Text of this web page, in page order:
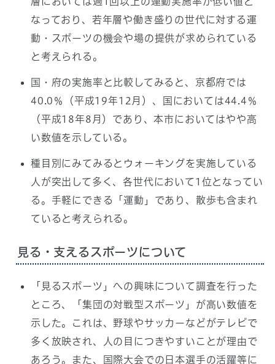
なっており、若年層や働き盛りの世代に対する運
動・スポーツの機会や場の提供が求められている
と考えられる。
国・府の実施率と比較してみると、京都府では
40.0％（平成19年12月）、国においては44.4％
（平成18年8月）であり、本市においてはやや高
い数値を示している。
種目別にみてみるとウォーキングを実施している
人が突出して多く、各世代において1位となってい
る。手軽にできる「運動」であり、散歩も含まれ
ていると考えられる。
見る・支えるスポーツについて
「見るスポーツ」への興味について調査を行った
ところ、「集団の対戦型スポーツ」が高い数値を
示した。これは、野球やサッカーなどがテレビで
多く放映され、人の目につきやすいことが理由で
あろう。また、国際大会での日本選手の活躍等に